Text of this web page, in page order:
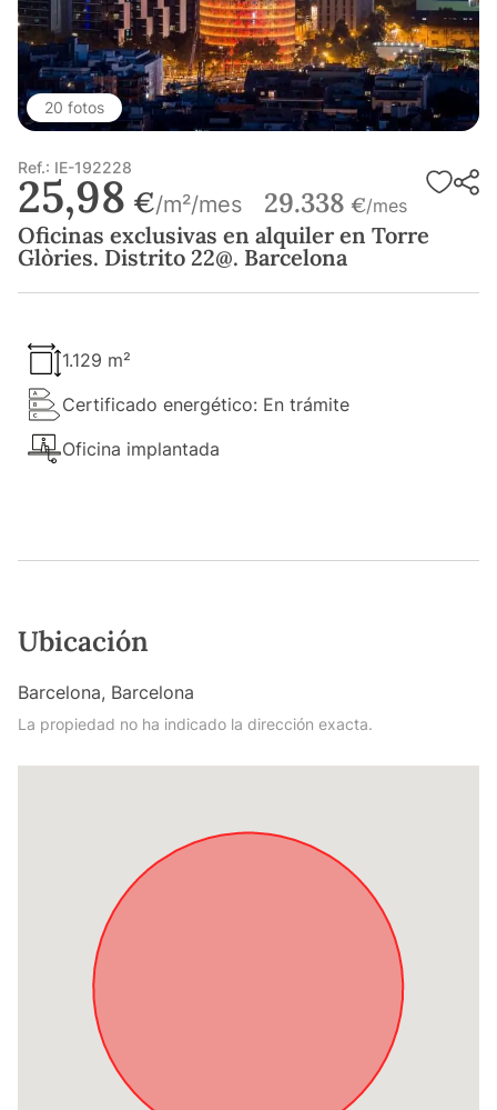
20 fotos
Ref.: IE-192228
25,98 €/m²/mes 29.338 €/mes
Oficinas exclusivas en alquiler en Torre
Glòries. Distrito 22@. Barcelona
1.129 m²
Certificado energético: En trámite
Oficina implantada
Ubicación
Barcelona, Barcelona
La propiedad no ha indicado la dirección exacta.